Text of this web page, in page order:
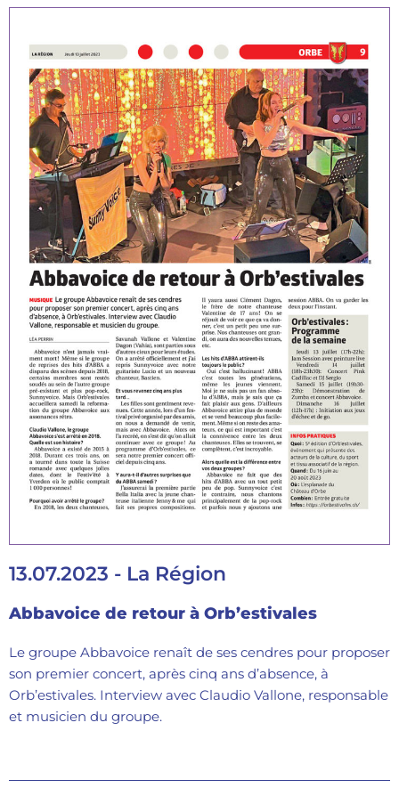
13.07.2023 - La Région
Abbavoice de retour à Orb’estivales
Le groupe Abbavoice renaît de ses cendres pour proposer
son premier concert, après cinq ans d’absence, à
Orb’estivales. Interview avec Claudio Vallone, responsable
et musicien du groupe.